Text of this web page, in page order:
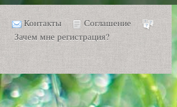
Контакты
Соглашение
Зачем мне регистрация?